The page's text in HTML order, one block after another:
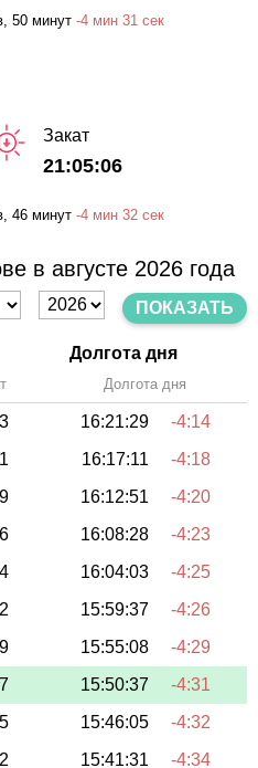
, 50 минут -4 мин 31 сек
Закат
21:05:06
, 46 минут -4 мин 32 сек
в августе 2026 года
ПОКАЗАТЬ
Долгота дня
Долгота дня
16:21:29
-4:14
16:17:11
-4:18
16:12:51
-4:20
16:08:28
-4:23
16:04:03
-4:25
15:59:37
-4:26
15:55:08
-4:29
15:50:37
-4:31
15:46:05
-4:32
15:41:31
-4:34